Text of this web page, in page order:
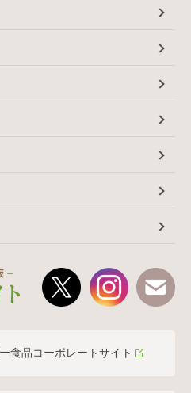
食品コーポレートサイト